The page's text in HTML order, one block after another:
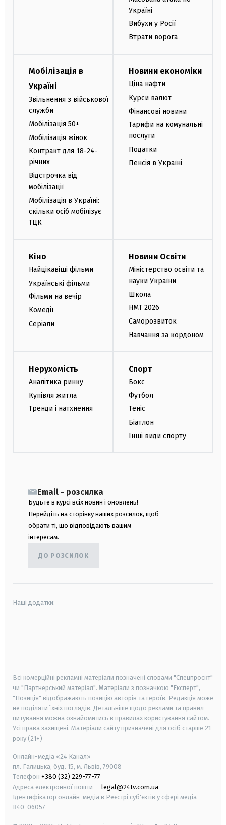
Україні
Вибухи у Росії
Втрати ворога
Мобілізація в
Україні
Звільнення з військової
служби
Мобілізація 50+
Мобілізація жінок
Контракт для 18-24-
річних
Відстрочка від
мобілізації
Мобілізація в Україні:
скільки осіб мобілізує
ТЦК
Новини економіки
Ціна нафти
Курси валют
Фінансові новини
Тарифи на комунальні
послуги
Податки
Пенсія в Україні
Кіно
Найцікавіші фільми
Українські фільми
Фільми на вечір
Комедії
Серіали
Новини Освіти
Міністерство освіти та
науки України
Школа
НМТ 2026
Саморозвиток
Навчання за кордоном
Нерухомість
Аналітика ринку
Купівля житла
Тренди і натхнення
Спорт
Бокс
Футбол
Теніс
Біатлон
Інші види спорту
Email - розсилка
Будьте в курсі всіх новин і оновлень!
Перейдіть на сторінку наших розсилок, щоб
обрати ті, що відповідають вашим
інтересам.
ДО РОЗСИЛОК
Наші додатки:
Всі комерційні рекламні матеріали позначені словами "Спецпроєкт"
чи "Партнерський матеріал". Матеріали з позначкою "Експерт",
"Позиція" відображають позицію авторів та героїв. Редакція може
не поділяти їхніх поглядів. Детальніше щодо реклами та правил
цитування можна ознайомитись в правилах користування сайтом.
Усі права захищені. Матеріали сайту призначені для осіб старше 21
року (21+)
Онлайн-медіа «24 Канал»
пл. Галицька, буд. 15, м. Львів, 79008
Телефон +380 (32) 229-77-77
Адреса електронної пошти — legal@24tv.com.ua
Ідентифікатор онлайн-медіа в Реєстрі суб'єктів у сфері медіа —
R40-06057